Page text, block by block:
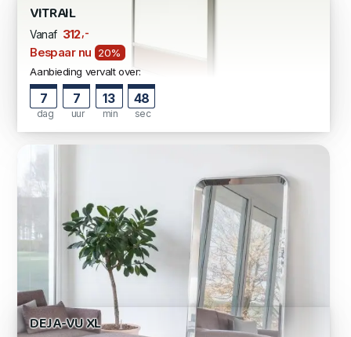
VITRAIL
Vanaf 312,-
Bespaar nu
20%
Aanbieding vervalt over:
7
dag
7
uur
13
min
47
sec
DEJA-VU XL